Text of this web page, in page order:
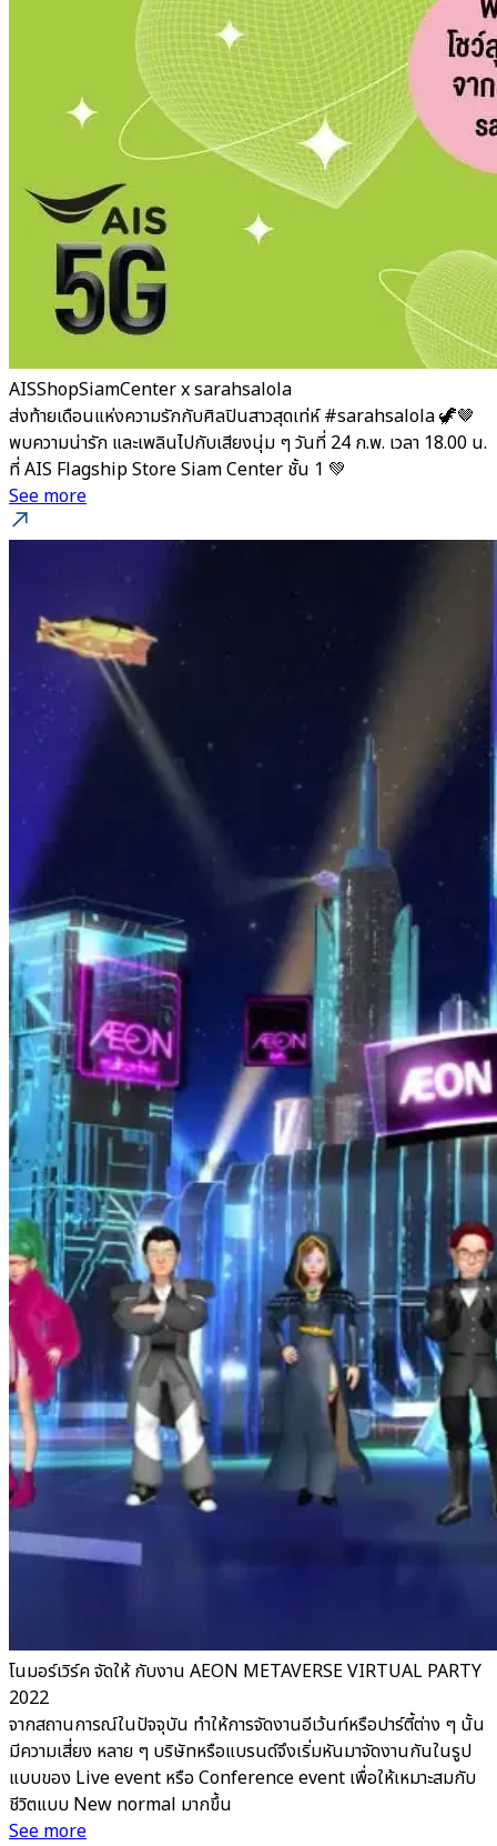
AISShopSiamCenter x sarahsalola
ส่งท้ายเดือนแห่งความรักกับศิลปินสาวสุดเท่ห์ #sarahsalola 🦖🤎
พบความน่ารัก และเพลินไปกับเสียงนุ่ม ๆ วันที่ 24 ก.พ. เวลา 18.00 น.
ที่ AIS Flagship Store Siam Center ชั้น 1 💚
See more
โนมอร์เวิร์ค จัดให้ กับงาน AEON METAVERSE VIRTUAL PARTY
2022
จากสถานการณ์ในปัจจุบัน ทำให้การจัดงานอีเว้นท์หรือปาร์ตี้ต่าง ๆ นั้น
มีความเสี่ยง หลาย ๆ บริษัทหรือแบรนด์จึงเริ่มหันมาจัดงานกันในรูป
แบบของ Live event หรือ Conference event เพื่อให้เหมาะสมกับ
ชีวิตแบบ New normal มากขึ้น
See more